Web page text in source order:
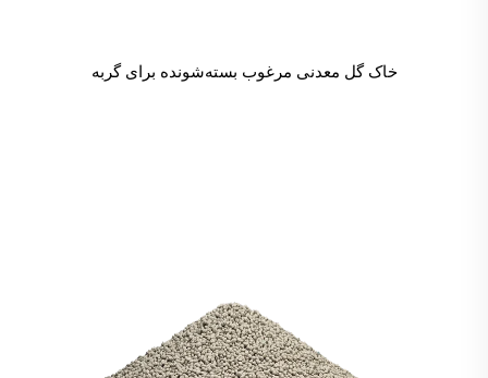
خاک گل معدنی مرغوب بسته‌شونده برای گربه